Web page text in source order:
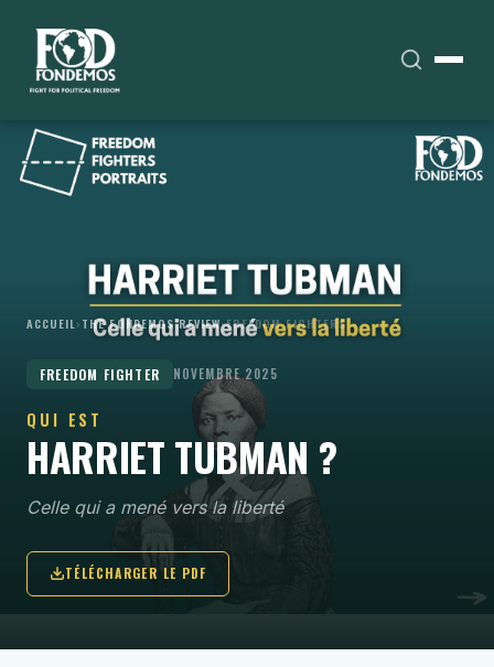
ACCUEIL› THE FONDEMOS REVIEW›FREEDOM FIGHTERS
FREEDOM FIGHTER NOVEMBRE 2025
QUI EST
HARRIET TUBMAN ?
Celle qui a mené vers la liberté
TÉLÉCHARGER LE PDF